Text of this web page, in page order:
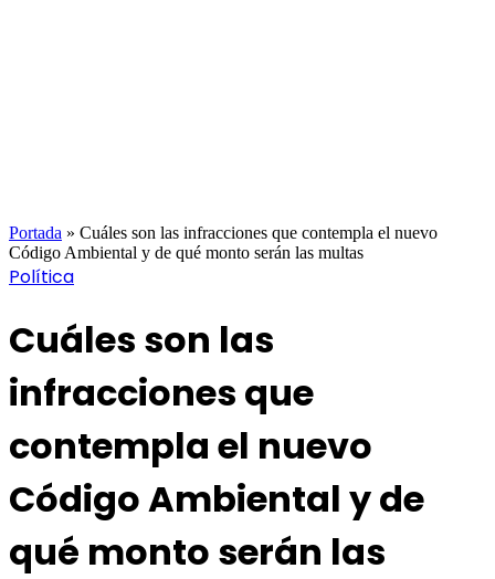
Portada » Cuáles son las infracciones que contempla el nuevo
Código Ambiental y de qué monto serán las multas
Política
Cuáles son las
infracciones que
contempla el nuevo
Código Ambiental y de
qué monto serán las